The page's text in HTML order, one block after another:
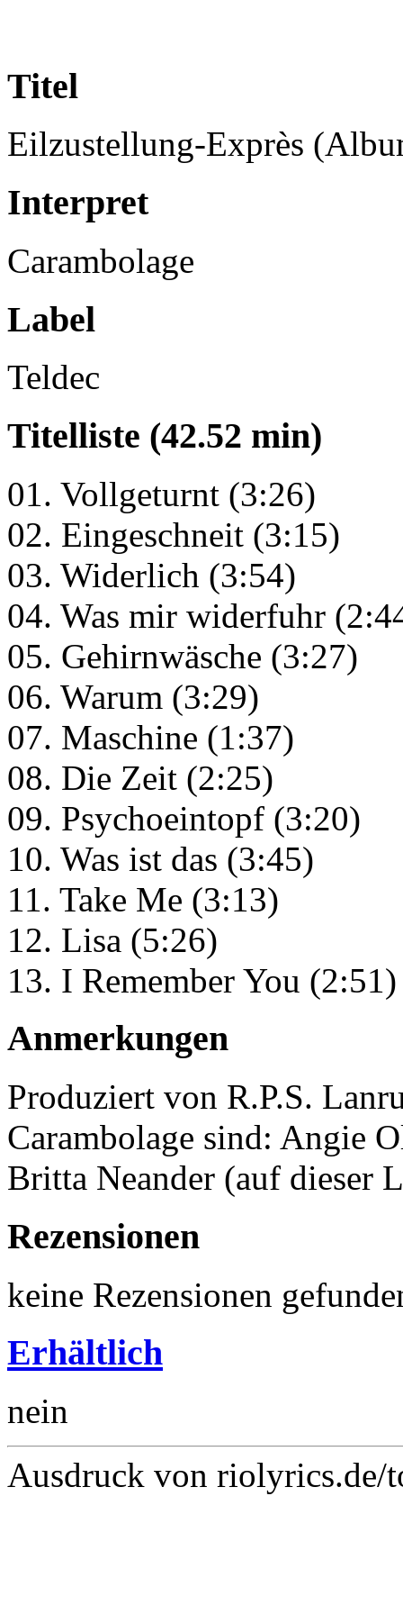
Titel
Eilzustellung-Exprès
Interpret
Carambolage
Label
Teldec
Titelliste (42.52 min)
01. Vollgeturnt (3:26)
02. Eingeschneit (3:15)
03. Widerlich (3:54)
04. Was mir widerfuhr
05. Gehirnwäsche (3:27)
06. Warum (3:29)
07. Maschine (1:37)
08. Die Zeit (2:25)
09. Psychoeintopf (3:20)
10. Was ist das (3:45)
11. Take Me (3:13)
12. Lisa (5:26)
13. I Remember You (2:51)
Anmerkungen
Produziert von R.P.S.
Carambolage sind: Angie
Britta Neander (auf dieser
Rezensionen
keine Rezensionen
Erhältlich
nein
Ausdruck von riolyrics.de/